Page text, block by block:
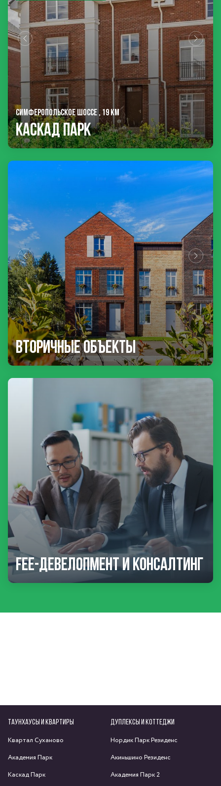
СИМФЕРОПОЛЬСКОЕ ШОССЕ , 19 КМ
Каскад Парк
Вторичные объекты
Fee-девелопмент и консалтинг
ТАУНХАУСЫ И КВАРТИРЫ
Квартал Суханово
Академия Парк
Каскад Парк
ДУПЛЕКСЫ И КОТТЕДЖИ
Нордик Парк Резиденс
Акиньшино Резиденс
Академия Парк 2